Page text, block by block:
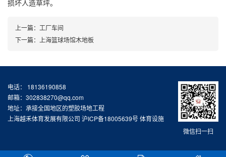
损坏人造草坪。
上一篇： 工厂车间
下一篇：
上海篮球场馆木地板
微信扫一扫
电话： 18136190858
邮箱：302838270@qq.com
地址：承接全国地区的塑胶场地工程
上海越禾体育发展有限公司 沪ICP备18005639号体育设施